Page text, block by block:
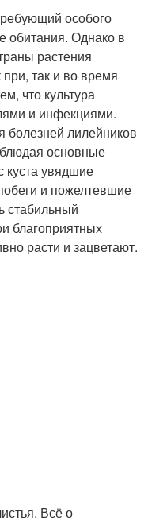
особого
обитания. Однако в
растения
так и во время
что культура
и инфекциями.
болезней лилейников
основные
куста увядшие
и пожелтевшие
стабильный
благоприятных
расти и зацветают.